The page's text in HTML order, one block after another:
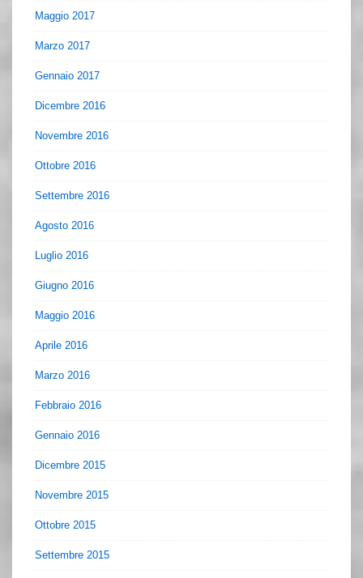
Maggio 2017
Marzo 2017
Gennaio 2017
Dicembre 2016
Novembre 2016
Ottobre 2016
Settembre 2016
Agosto 2016
Luglio 2016
Giugno 2016
Maggio 2016
Aprile 2016
Marzo 2016
Febbraio 2016
Gennaio 2016
Dicembre 2015
Novembre 2015
Ottobre 2015
Settembre 2015